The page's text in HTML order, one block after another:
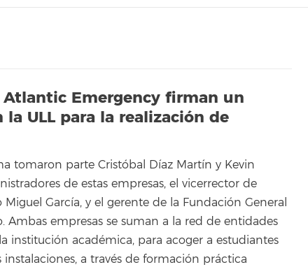
Emergency firman un
ULL para la realización de
tomaron parte Cristóbal Díaz Martín y Kevin
de estas empresas, el vicerrector de
Miguel García, y el gerente de la Fundación General
Ambas empresas se suman a la red de entidades
institución académica, para acoger a estudiantes
instalaciones, a través de formación práctica